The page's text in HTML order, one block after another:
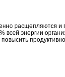
расщепляются
всей энергии